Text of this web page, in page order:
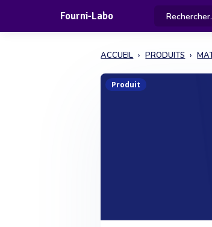
Fourni-Labo
ACCUEIL PRODUITS
Produit